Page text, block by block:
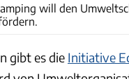
will den
gibt es die Initiative